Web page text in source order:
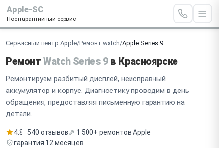
Apple-SC
Постгарантийный сервис
Сервисный центр Apple/Ремонт watch/Apple Series 9
РемонтWatch Series 9 в Красноярске
Ремонтируем разбитый дисплей, неисправный
аккумулятор и корпус. Диагностику проводим в день
обращения, предоставляя письменную гарантию на
детали.
4.8 · 540 отзывов
1 500+ ремонтов Apple
гарантия 12 месяцев